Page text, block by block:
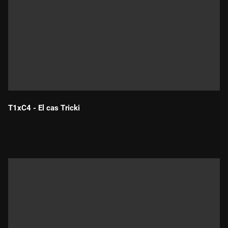
T1xC4 - El cas Tricki